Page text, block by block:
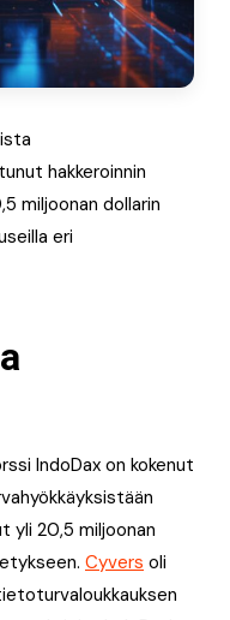
hakkeroinnin
miljoonan dollarin
eri
IndoDax on kokenut
yli 20,5 miljoonan
Cyvers oli